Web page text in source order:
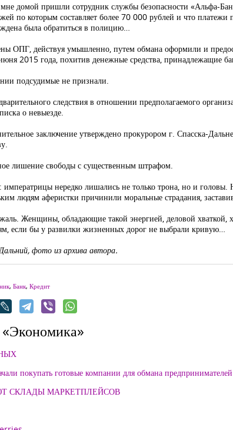
домой пришли сотрудник службы безопасности «Альфа-
по которым составляет более 70 000 рублей и что
была обратиться в полицию…
ОПГ, действуя умышленно, путем обмана оформили и
2015 года, похитив денежные средства, принадлежащие
подсудимые не признали.
следствия в отношении предполагаемого
о невыезде.
заключение утверждено прокурором г. Спасска-
лишение свободы с существенным штрафом.
императрицы нередко лишались не только трона, но и
людям аферистки причинили моральные страдания,
Женщины, обладающие такой энергией, деловой
если бы у развилки жизненных дорог не выбрали кривую…
фото из архива автора.
, Банк, Кредит
покупать готовые компании для обмана предпринимателей
СКЛАДЫ МАРКЕТПЛЕЙСОВ